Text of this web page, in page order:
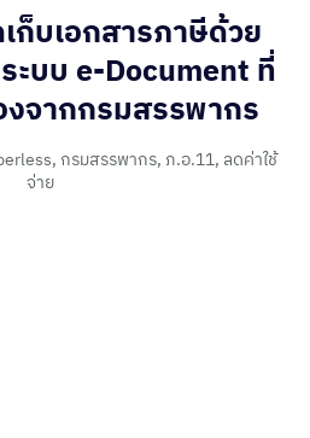
ก็บเอกสารภาษีด้วย
ะบบ e-Document ที่
จากกรมสรรพากร
,กรมสรรพากร, ภ.อ.11, ลดค่าใช้
จ่าย